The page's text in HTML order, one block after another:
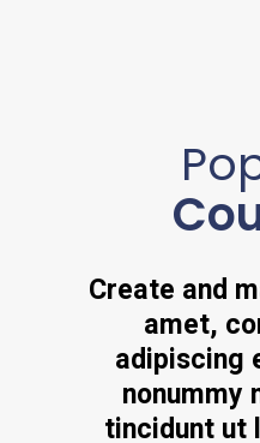
Create and
amet,
adipiscing
nonummy
tincidunt ut